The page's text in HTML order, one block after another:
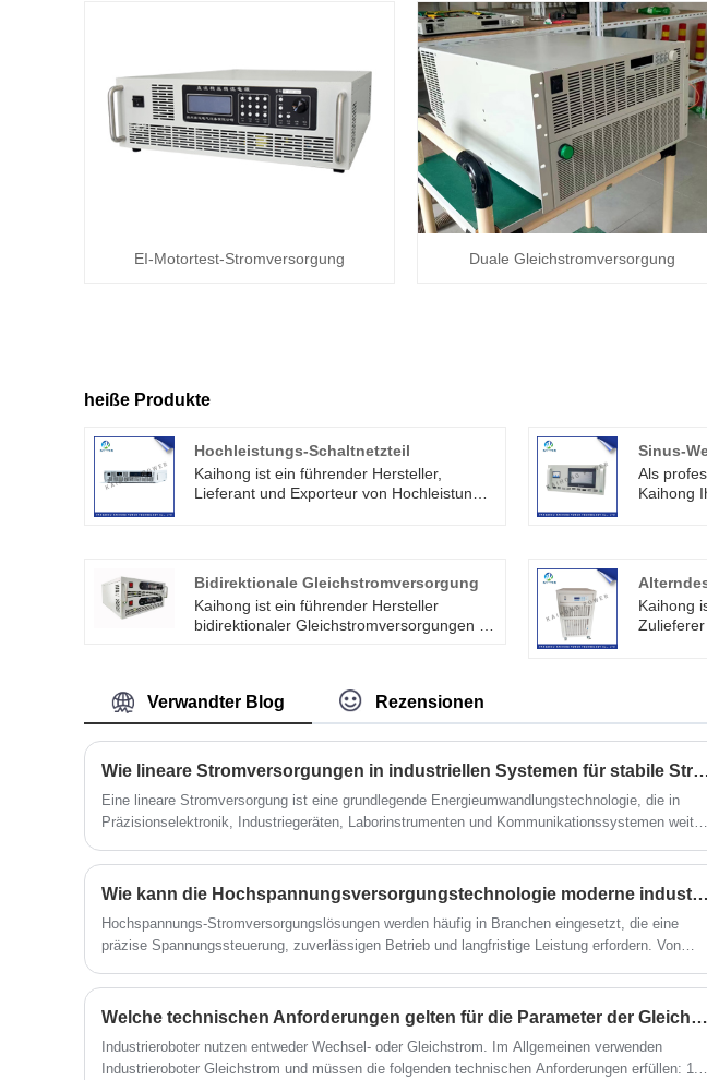
EI-Motortest-Stromversorgung Duale Gleichstromversorgung
heiße Produkte
Hochleistungs-Schaltnetzteil
Kaihong ist ein führender Hersteller,
Lieferant und Exporteur von Hochleistungs-
Umschaltfunktion,
Überspannungsschutzschaltung,
Überhitzungsschutzschaltung,
Sinus-
Als
Kaihong
Bidirektionale Gleichstromversorgung
Kaihong ist ein führender Hersteller
bidirektionaler Gleichstromversorgungen in
bidirektional umwandeln kann. Es kann
Gleichstrom in austauschbare Energie
umwandeln und austauschbare Energie
wieder in Elektrizität umwandeln. Die
Zweiwege-Gleichstromversorgung weist
folgende Eigenschaften auf:
Kaihong
Motoren
Alternde
Verwandter Blog Rezensionen
Wie lineare Stromversorgungen in industriellen Systemen für
Eine lineare Stromversorgung ist eine grundlegende Energieumwandlungstechnologie, die in
Präzisionselektronik, Industriegeräten, Laborinstrumenten und Kommunikationssystemen weit
und Grenzen es hat und warum es trotz des Aufkommens von Schalttechnologien in modernen
Anwendungen weiterhin unverzichtbar ist. Darüber hinaus bietet es praktische Auswahlhilfen,
Wartungstipps und Anwendungseinblicke, um Ingenieuren und Käufern dabei zu helfen, fundierte
Entscheidungen zu treffen.
Wie kann die Hochspannungsversorgungstechnologie moderne industrielle Innovationen unterstützen?
Hochspannungs-Stromversorgungslösungen werden häufig in Branchen eingesetzt, die eine
präzise Spannungssteuerung, zuverlässigen Betrieb und langfristige Leistung erfordern. Von
Energiesysteme dazu bei, die Effizienz zu verbessern und den technologischen Fortschritt zu
unterstützen.
Welche technischen Anforderungen gelten für die Parameter der Gleichstromversorgung von Industrierobotern?
Industrieroboter nutzen entweder Wechsel- oder Gleichstrom. Im Allgemeinen verwenden
Industrieroboter Gleichstrom und müssen die folgenden technischen Anforderungen erfüllen: 1.